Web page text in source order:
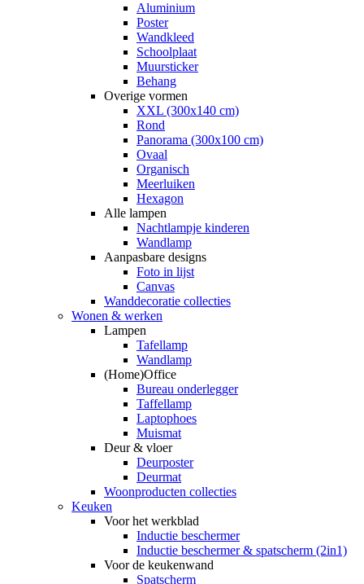
Aluminium
Poster
Wandkleed
Schoolplaat
Muursticker
Behang
Overige vormen
XXL (300x140 cm)
Rond
Panorama (300x100 cm)
Ovaal
Organisch
Meerluiken
Hexagon
Alle lampen
Nachtlampje kinderen
Wandlamp
Aanpasbare designs
Foto in lijst
Canvas
Wanddecoratie collecties
Wonen & werken
Lampen
Tafellamp
Wandlamp
(Home)Office
Bureau onderlegger
Taffellamp
Laptophoes
Muismat
Deur & vloer
Deurposter
Deurmat
Woonproducten collecties
Keuken
Voor het werkblad
Inductie beschermer
Inductie beschermer & spatscherm (2in1)
Voor de keukenwand
Spatscherm